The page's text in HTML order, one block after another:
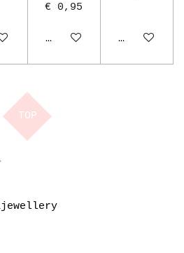
mij op de hoogte
€ 0,95
In winkelwagenHoud mij
TOP
S
m